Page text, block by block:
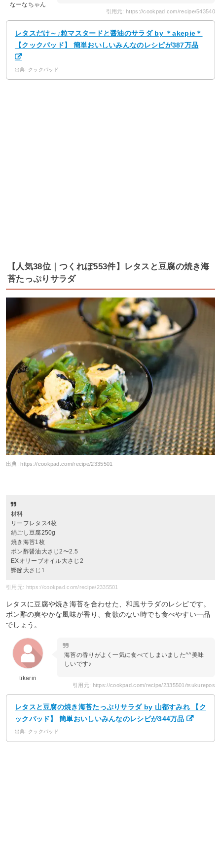
なーなちゃん
引用元: https://cookpad.com/recipe/543540
レタスだけ～♪粒マスタードと醤油のサラダ by ＊akepie＊
【クックパッド】 簡単おいしいみんなのレシピが387万品
出典: クックパッド
【人気38位｜つくれぽ553件】レタスと豆腐の焼き海
苔たっぷりサラダ
出典: https://cookpad.com/recipe/2335501
材料
リーフレタス4枚
絹ごし豆腐250g
焼き海苔1枚
ポン酢醤油大さじ2〜2.5
EXオリーブオイル大さじ2
鰹節大さじ1
引用元: https://cookpad.com/recipe/2335501
レタスに豆腐や焼き海苔を合わせた、和風サラダのレシピです。
ポン酢の爽やかな風味が香り、食欲のない時でも食べやすい一品
でしょう。
tikariri
海苔の香りがよく一気に食べてしまいました^^美味
しいです♪
引用元: https://cookpad.com/recipe/2335501/tsukurepos
レタスと豆腐の焼き海苔たっぷりサラダ by 山都すみれ 【ク
ックパッド】 簡単おいしいみんなのレシピが344万品
出典: クックパッド